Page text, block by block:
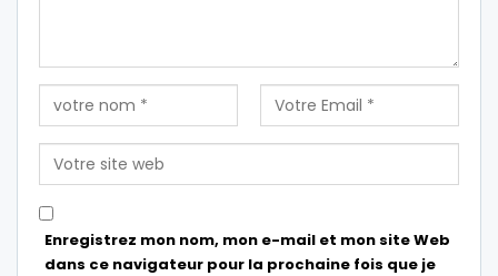
Enregistrez mon nom, mon e-mail et mon site Web
dans ce navigateur pour la prochaine fois que je